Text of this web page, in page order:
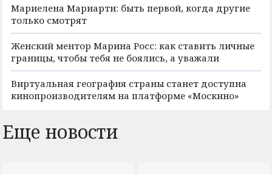
Мариелена Мариарти: быть первой, когда другие
только смотрят
Женский ментор Марина Росс: как ставить личные
границы, чтобы тебя не боялись, а уважали
Виртуальная география страны станет доступна
кинопроизводителям на платформе «Москино»
Еще новости